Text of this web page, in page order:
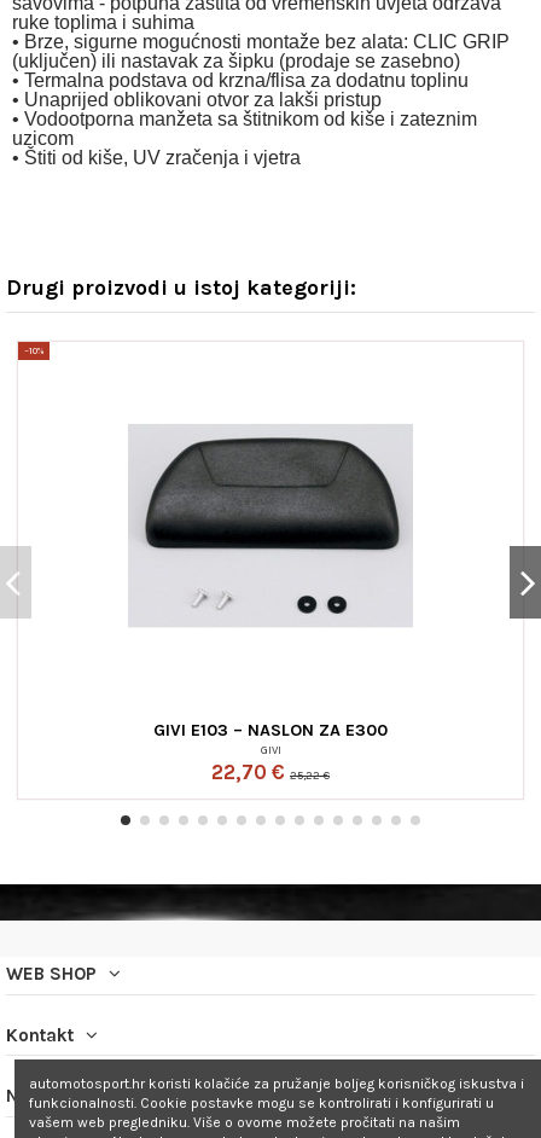
ruke toplima i suhima
• Brze, sigurne mogućnosti montaže bez alata: CLIC GRIP
(uključen) ili nastavak za šipku (prodaje se zasebno)
• Termalna podstava od krzna/flisa za dodatnu toplinu
• Unaprijed oblikovani otvor za lakši pristup
• Vodootporna manžeta sa štitnikom od kiše i zateznim
uzicom
• Štiti od kiše, UV zračenja i vjetra
Drugi proizvodi u istoj kategoriji:
−10%
GIVI E103 – NASLON ZA E300
GIVI
22,70 € 25,22 €
WEB SHOP
Kontakt
Newsletter
automotosport.hr koristi kolačiće za pružanje boljeg korisničkog iskustva i
funkcionalnosti. Cookie postavke mogu se kontrolirati i konfigurirati u
vašem web pregledniku. Više o ovome možete pročitati na našim